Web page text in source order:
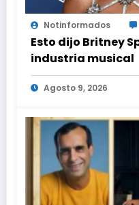
Notinformados
Esto dijo Britney
industria musical
Agosto 9, 2026